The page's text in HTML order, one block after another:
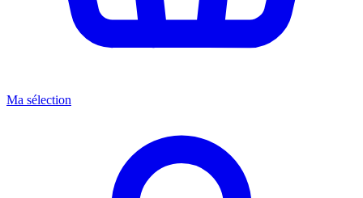
Ma sélection